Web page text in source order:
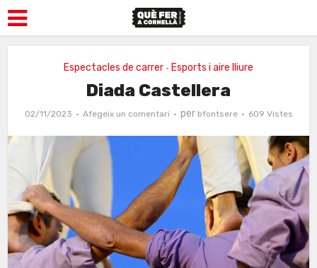
Espectacles de carrer • Esports i aire lliure
Diada Castellera
02/11/2023 Afegeix un comentari per bfontsere 609 Vistes